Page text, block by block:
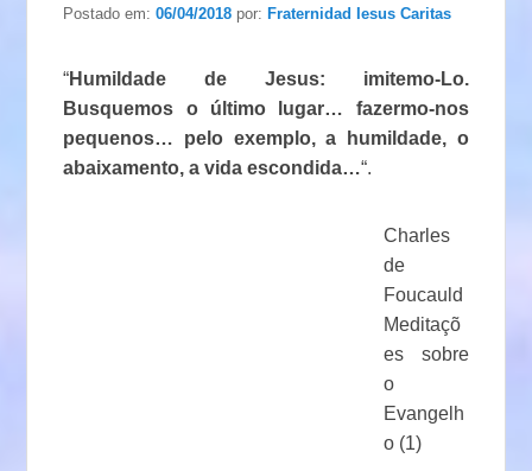
Postado em:06/04/2018 por:Fraternidad Iesus Caritas
“Humildade de Jesus: imitemo-Lo.
Busquemos o último lugar… fazermo-nos
pequenos… pelo exemplo, a humildade, o
abaixamento, a vida escondida…“.
Charles
de
Foucauld
Meditaçõ
es sobre
o
Evangelh
o (1)